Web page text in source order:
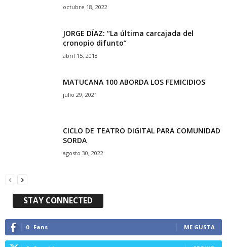
octubre 18, 2022
JORGE DÍAZ: “La última carcajada del
cronopio difunto”
abril 15, 2018
MATUCANA 100 ABORDA LOS FEMICIDIOS
julio 29, 2021
CICLO DE TEATRO DIGITAL PARA COMUNIDAD
SORDA
agosto 30, 2022
STAY CONNECTED
0 Fans ME GUSTA